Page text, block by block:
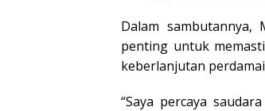
Dalam sambutannya,
penting untuk
keberlanjutan
“Saya percaya